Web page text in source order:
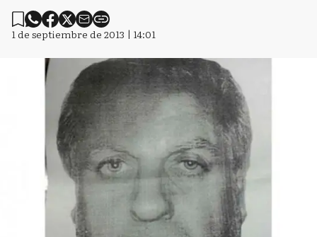
1 de septiembre de 2013 | 14:01